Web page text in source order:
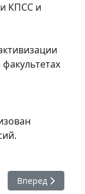
КПСС и
Часть 7
Следующий:
Вперед